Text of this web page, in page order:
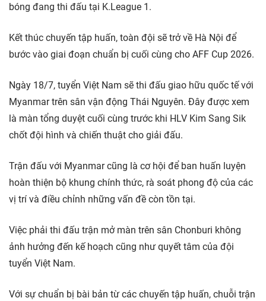
bóng đang thi đấu tại K.League 1.
Kết thúc chuyến tập huấn, toàn đội sẽ trở về Hà Nội để
bước vào giai đoạn chuẩn bị cuối cùng cho AFF Cup 2026.
Ngày 18/7, tuyển Việt Nam sẽ thi đấu giao hữu quốc tế với
Myanmar trên sân vận động Thái Nguyên. Đây được xem
là màn tổng duyệt cuối cùng trước khi HLV Kim Sang Sik
chốt đội hình và chiến thuật cho giải đấu.
Trận đấu với Myanmar cũng là cơ hội để ban huấn luyện
hoàn thiện bộ khung chính thức, rà soát phong độ của các
vị trí và điều chỉnh những vấn đề còn tồn tại.
Việc phải thi đấu trận mở màn trên sân Chonburi không
ảnh hưởng đến kế hoạch cũng như quyết tâm của đội
tuyển Việt Nam.
Với sự chuẩn bị bài bản từ các chuyến tập huấn, chuỗi trận